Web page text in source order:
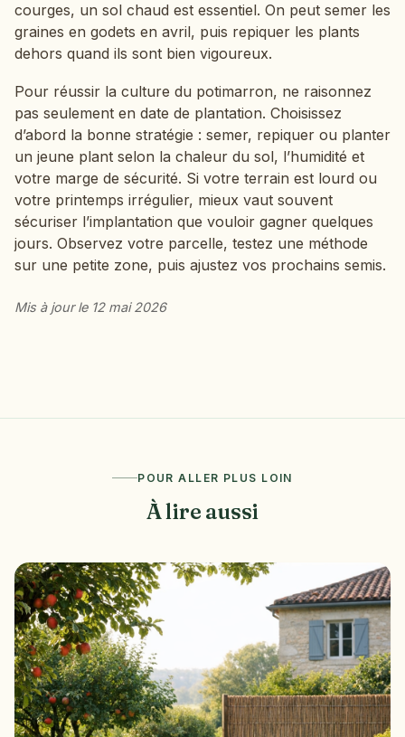
courges, un sol chaud est essentiel. On peut semer les
graines en godets en avril, puis repiquer les plants
dehors quand ils sont bien vigoureux.
Pour réussir la culture du potimarron, ne raisonnez
pas seulement en date de plantation. Choisissez
d’abord la bonne stratégie : semer, repiquer ou planter
un jeune plant selon la chaleur du sol, l’humidité et
votre marge de sécurité. Si votre terrain est lourd ou
votre printemps irrégulier, mieux vaut souvent
sécuriser l’implantation que vouloir gagner quelques
jours. Observez votre parcelle, testez une méthode
sur une petite zone, puis ajustez vos prochains semis.
Mis à jour le 12 mai 2026
POUR ALLER PLUS LOIN
À lire aussi